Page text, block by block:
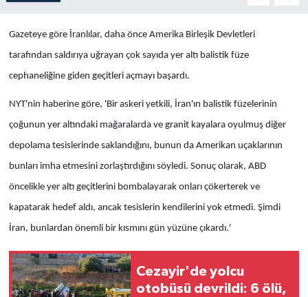
Gazeteye göre İranlılar, daha önce Amerika Birleşik Devletleri
tarafından saldırıya uğrayan çok sayıda yer altı balistik füze
cephaneliğine giden geçitleri açmayı başardı.
NYT'nin haberine göre, 'Bir askeri yetkili, İran'ın balistik füzelerinin
çoğunun yer altındaki mağaralarda ve granit kayalara oyulmuş diğer
depolama tesislerinde saklandığını, bunun da Amerikan uçaklarının
bunları imha etmesini zorlaştırdığını söyledi. Sonuç olarak, ABD
öncelikle yer altı geçitlerini bombalayarak onları çökerterek ve
kapatarak hedef aldı, ancak tesislerin kendilerini yok etmedi. Şimdi
İran, bunlardan önemli bir kısmını gün yüzüne çıkardı.'
Cezayir'de yolcu
otobüsü devrildi: 6 ölü,